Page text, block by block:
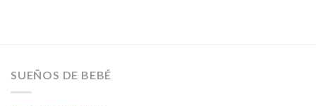
SUEÑOS DE BEBÉ